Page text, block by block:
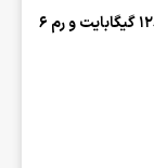
گوشی موبایل سامسونگ Galaxy A07 ظرفیت 128 گیگابایت و رم 6